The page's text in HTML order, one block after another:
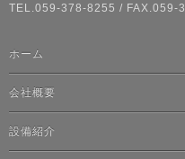
TEL.059-378-8255 / FAX.059-
ホーム
会社概要
設備紹介